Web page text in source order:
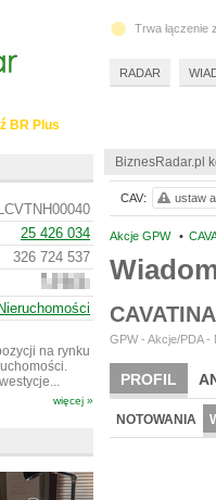
BiznesRadar.pl
Akcje GPW •
GPW - Akcje/PDA -
PROFIL
NOTOWANIA
CAV: ustaw
BR Plus
25 426 034
326 724 537
2
610
582
Nieruchomości
na rynku
więcej »
Trwa łączenie
RADAR